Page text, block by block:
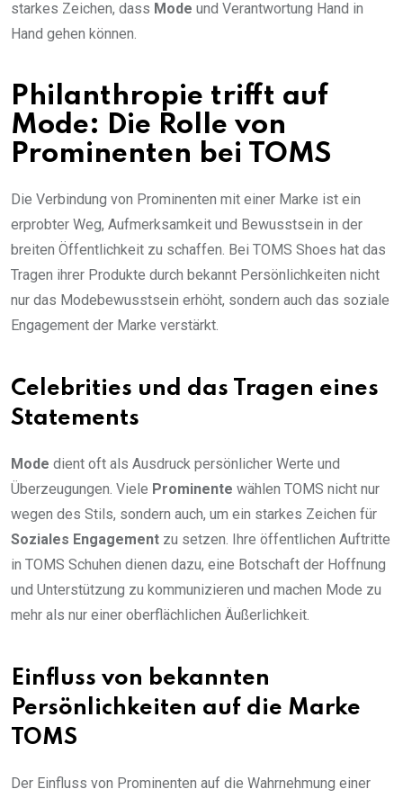
starkes Zeichen, dass Mode und Verantwortung Hand in
Hand gehen können.
Philanthropie trifft auf
Mode: Die Rolle von
Prominenten bei TOMS
Die Verbindung von Prominenten mit einer Marke ist ein
erprobter Weg, Aufmerksamkeit und Bewusstsein in der
breiten Öffentlichkeit zu schaffen. Bei TOMS Shoes hat das
Tragen ihrer Produkte durch bekannt Persönlichkeiten nicht
nur das Modebewusstsein erhöht, sondern auch das soziale
Engagement der Marke verstärkt.
Celebrities und das Tragen eines
Statements
Mode dient oft als Ausdruck persönlicher Werte und
Überzeugungen. Viele Prominente wählen TOMS nicht nur
wegen des Stils, sondern auch, um ein starkes Zeichen für
Soziales Engagement zu setzen. Ihre öffentlichen Auftritte
in TOMS Schuhen dienen dazu, eine Botschaft der Hoffnung
und Unterstützung zu kommunizieren und machen Mode zu
mehr als nur einer oberflächlichen Äußerlichkeit.
Einfluss von bekannten
Persönlichkeiten auf die Marke
TOMS
Der Einfluss von Prominenten auf die Wahrnehmung einer